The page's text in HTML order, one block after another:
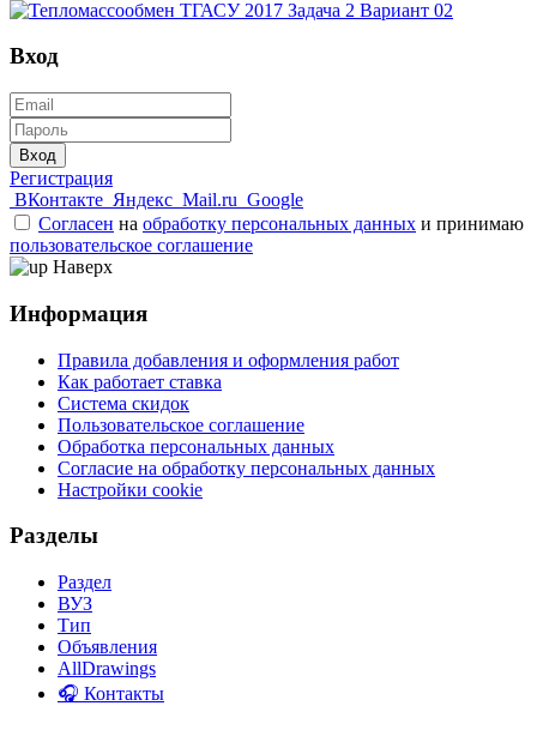
Вход
Вход
Регистрация
ВКонтакте Яндекс Mail.ru Google
Согласен на обработку персональных данных и принимаю
пользовательское соглашение
Наверх
Информация
Правила добавления и оформления работ
Как работает ставка
Система скидок
Пользовательское соглашение
Обработка персональных данных
Согласие на обработку персональных данных
Настройки cookie
Разделы
Раздел
ВУЗ
Тип
Объявления
AllDrawings
🎧 Контакты